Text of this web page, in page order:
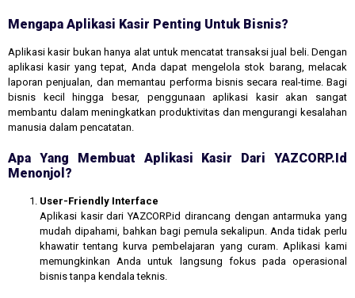
Mengapa Aplikasi Kasir Penting Untuk Bisnis?
Aplikasi kasir bukan hanya alat untuk mencatat transaksi jual beli. Dengan
aplikasi kasir yang tepat, Anda dapat mengelola stok barang, melacak
laporan penjualan, dan memantau performa bisnis secara real-time. Bagi
bisnis kecil hingga besar, penggunaan aplikasi kasir akan sangat
membantu dalam meningkatkan produktivitas dan mengurangi kesalahan
manusia dalam pencatatan.
Apa Yang Membuat Aplikasi Kasir Dari YAZCORP.id
Menonjol?
User-Friendly Interface
Aplikasi kasir dari YAZCORP.id dirancang dengan antarmuka yang
mudah dipahami, bahkan bagi pemula sekalipun. Anda tidak perlu
khawatir tentang kurva pembelajaran yang curam. Aplikasi kami
memungkinkan Anda untuk langsung fokus pada operasional
bisnis tanpa kendala teknis.